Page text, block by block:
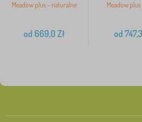
Meadow plus - naturalne
od 669,0 Zł
Meadow plus
od 747,3